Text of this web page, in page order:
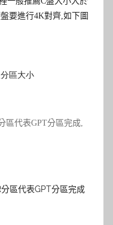
要進行4K對齊,如下圖
區代表GPT分區完成,